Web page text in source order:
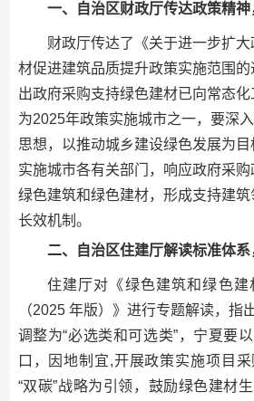
一、自治区财政厅传达政策精
财政厅传达了《关于进一步扩大
材促进建筑品质提升政策实施范围
出政府采购支持绿色建材已向常态
为2025年政策实施城市之一，要深
思想，以推动城乡建设绿色发展为目
实施城市各有关部门，响应政府采
绿色建筑和绿色建材，形成支持建
长效机制。
二、自治区住建厅解读标准体
住建厅对《绿色建筑和绿色建
（2025 年版）》进行专题解读，指
调整为“必选类和可选类”，宁夏要
口，因地制宜,开展政策实施项目
“双碳”战略为引领，鼓励绿色建材